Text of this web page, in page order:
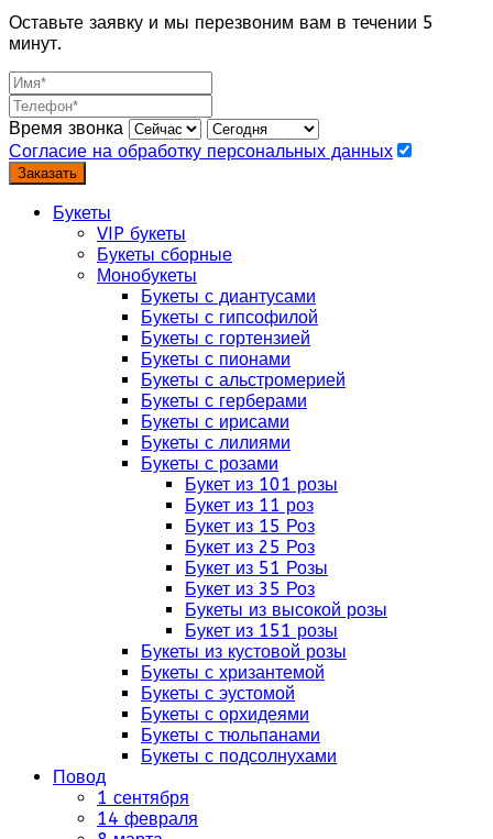
Оставьте заявку и мы перезвоним вам в течении 5
минут.
Время звонка
Согласие на обработку персональных данных
Заказать
Букеты
VIP букеты
Букеты сборные
Монобукеты
Букеты с диантусами
Букеты с гипсофилой
Букеты с гортензией
Букеты с пионами
Букеты с альстромерией
Букеты с герберами
Букеты с ирисами
Букеты с лилиями
Букеты с розами
Букет из 101 розы
Букет из 11 роз
Букет из 15 Роз
Букет из 25 Роз
Букет из 51 Розы
Букет из 35 Роз
Букеты из высокой розы
Букет из 151 розы
Букеты из кустовой розы
Букеты с хризантемой
Букеты с эустомой
Букеты с орхидеями
Букеты с тюльпанами
Букеты с подсолнухами
Повод
1 сентября
14 февраля